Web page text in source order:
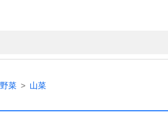
野菜 山菜